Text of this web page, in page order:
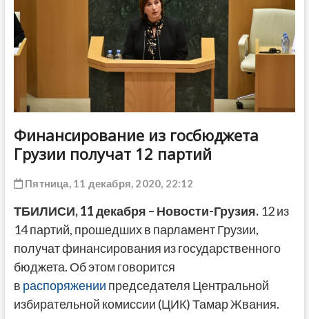
Финансирование из госбюджета
Грузии получат 12 партий
Пятница, 11 декабря, 2020, 22:12
ТБИЛИСИ, 11 декабря – Новости-Грузия.12 из
14 партий, прошедших в парламент Грузии,
получат финансирования из государственного
бюджета. Об этом говорится
в распоряжении председателя Центральной
избирательной комиссии (ЦИК) Тамар Жвания.